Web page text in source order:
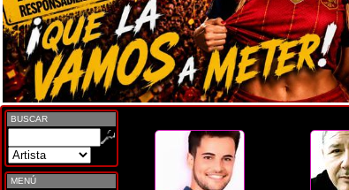
BUSCAR
MENÚ